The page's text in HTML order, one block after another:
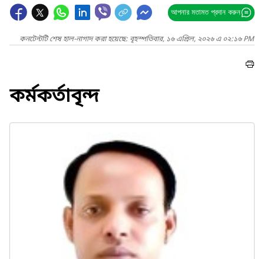
আপনার মতামত প্রদান করুন
কনটেন্টটি শেষ হাল-নাগাদ করা হয়েছে: বৃহস্পতিবার, ১৬ এপ্রিল, ২০২৬ এ ০২:১৬ PM
কর্মকর্তাবৃন্দ